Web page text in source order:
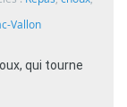
Vallon
qui tourne